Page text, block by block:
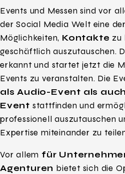
Events und Messen sind vor
der Social Media Welt eine
Möglichkeiten, Kontakte zu
geschäftlich auszutauschen.
erkannt und startet jetzt die
Events zu veranstalten. Die
als Audio-Event als
Event stattfinden und
professionell auszutauschen
Expertise miteinander zu
Vor allem für
Agenturen bietet sich die